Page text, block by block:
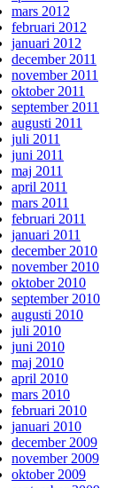
mars 2012
februari 2012
januari 2012
december 2011
november 2011
oktober 2011
september 2011
augusti 2011
juli 2011
juni 2011
maj 2011
april 2011
mars 2011
februari 2011
januari 2011
december 2010
november 2010
oktober 2010
september 2010
augusti 2010
juli 2010
juni 2010
maj 2010
april 2010
mars 2010
februari 2010
januari 2010
december 2009
november 2009
oktober 2009